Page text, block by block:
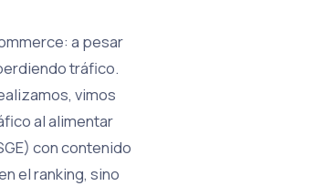
a pesar
tráfico.
vimos
al alimentar
con contenido
el ranking, sino